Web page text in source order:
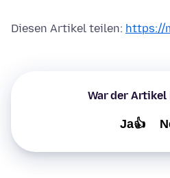
Diesen Artikel teilen: https://
War der
Ja👍